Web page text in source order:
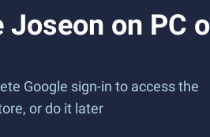
on PC
Google sign-in to access the
or do it later